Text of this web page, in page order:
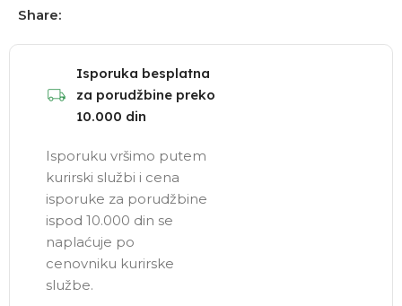
Share:
Isporuka besplatna
za porudžbine preko
10.000 din
Isporuku vršimo putem
kurirski službi i cena
isporuke za porudžbine
ispod 10.000 din se
naplaćuje po
cenovniku kurirske
službe.